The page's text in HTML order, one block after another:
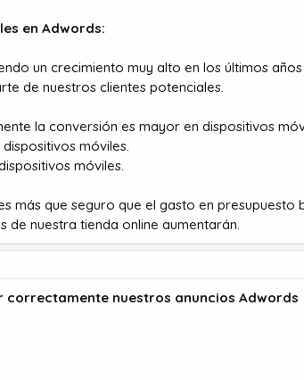
en Adwords:
un crecimiento muy alto en los últimos
de nuestros clientes potenciales.
la conversión es mayor en dispositivos
móviles.
móviles.
más que seguro que el gasto en
de nuestra tienda online aumentarán.
correctamente nuestros anuncios Adwords